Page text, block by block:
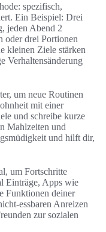
spezifisch,
Ein Beispiel: Drei
jeden Abend 2
oder drei Portionen
kleinen Ziele stärken
Verhaltensänderung
um neue Routinen
mit einer
und schreibe kurze
Mahlzeiten und
und hilft dir,
um Fortschritte
Einträge, Apps wie
Funktionen deiner
essbaren Anreizen
zur sozialen